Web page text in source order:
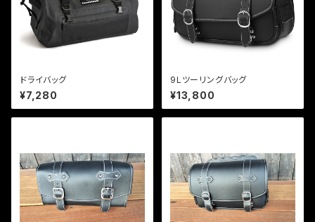
ドライバッグ
¥7,280
9Lツーリングバッグ
¥13,800